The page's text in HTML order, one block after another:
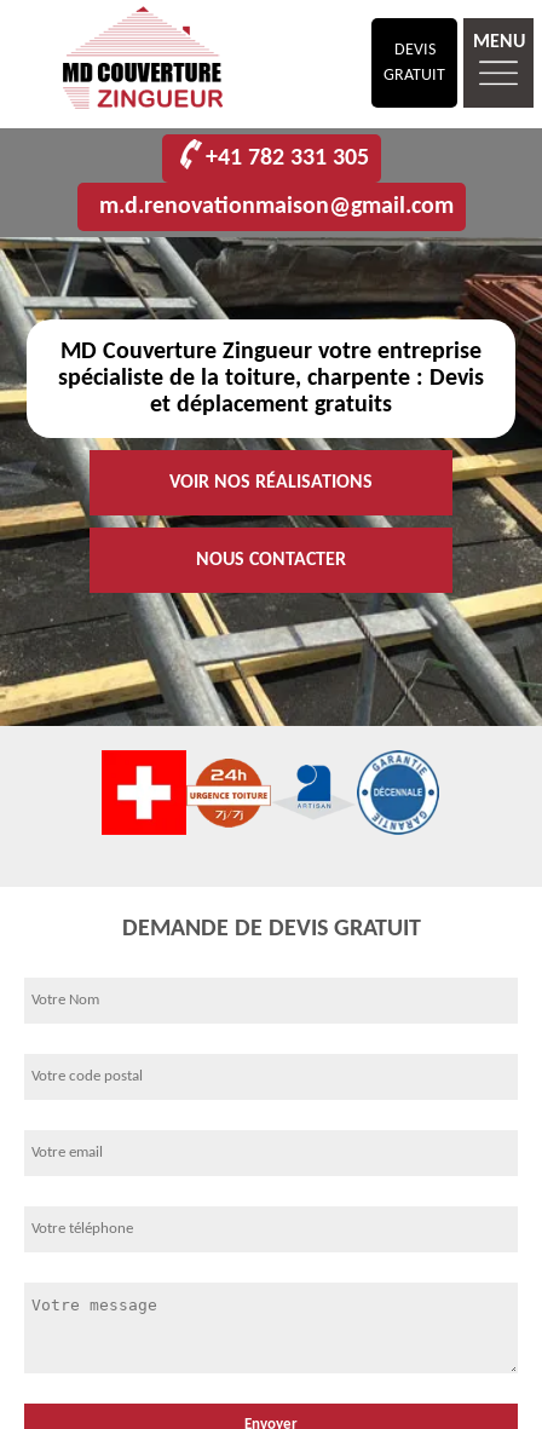
DEVIS
GRATUIT
MENU
+41 782 331 305
m.d.renovationmaison@gmail.com
MD Couverture Zingueur votre entreprise
spécialiste de la toiture, charpente : Devis
et déplacement gratuits
VOIR NOS RÉALISATIONS
NOUS CONTACTER
DEMANDE DE DEVIS GRATUIT